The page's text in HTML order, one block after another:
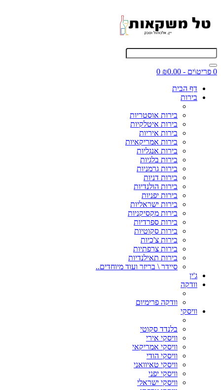
0 פריט\ים - ₪0.00
0
דף הבית
בירות
בירות אוסטריות
בירות איטלקיות
בירות איריות
בירות אמריקאיות
בירות אנגליות
בירות בלגיות
בירות גרמניות
בירות דניות
בירות הולנדיות
בירות יפניות
בירות ישראליות
בירות מקסיקניות
בירות ספרדיות
בירות סקוטיות
בירות צ'כיות
בירות צרפתיות
בירות תאילנדיות
סיידר \ בריזר ועוד מיוחדים..
ג'ין
וודקה
וודקה פרימיום
וויסקי
בלנדד סקוטי
וויסקי אירי
וויסקי אמריקאי
וויסקי הודי
וויסקי טאיוואני
וויסקי יפני
וויסקי ישראלי